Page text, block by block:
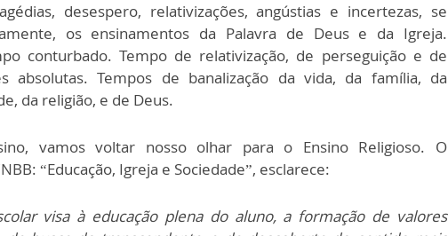
desespero, relativizações, angústias e incertezas, se
os ensinamentos da Palavra de Deus e da Igreja.
conturbado. Tempo de relativização, de perseguição e de
absolutas. Tempos de banalização da vida, da família, da
da religião, e de Deus.
vamos voltar nosso olhar para o Ensino Religioso. O
“Educação, Igreja e Sociedade”, esclarece:
visa à educação plena do aluno, a formação de valores